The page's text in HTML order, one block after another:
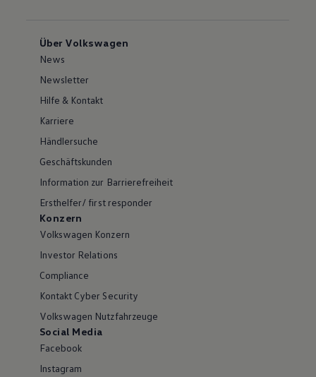
Über Volkswagen
News
Newsletter
Hilfe & Kontakt
Karriere
Händlersuche
Geschäftskunden
Information zur Barrierefreiheit
Ersthelfer/ first responder
Konzern
Volkswagen Konzern
Investor Relations
Compliance
Kontakt Cyber Security
Volkswagen Nutzfahrzeuge
Social Media
Facebook
Instagram